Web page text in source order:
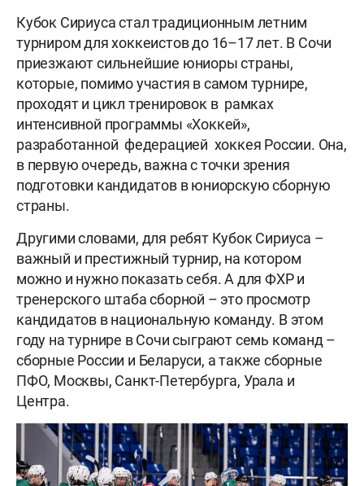
Кубок Сириуса стал традиционным летним
турниром для хоккеистов до 16–17 лет. В Сочи
приезжают сильнейшие юниоры страны,
которые, помимо участия в самом турнире,
проходят и цикл тренировок в рамках
интенсивной программы «Хоккей»,
разработанной федерацией хоккея России. Она,
в первую очередь, важна с точки зрения
подготовки кандидатов в юниорскую сборную
страны.
Другими словами, для ребят Кубок Сириуса –
важный и престижный турнир, на котором
можно и нужно показать себя. А для ФХР и
тренерского штаба сборной – это просмотр
кандидатов в национальную команду. В этом
году на турнире в Сочи сыграют семь команд –
сборные России и Беларуси, а также сборные
ПФО, Москвы, Санкт-Петербурга, Урала и
Центра.